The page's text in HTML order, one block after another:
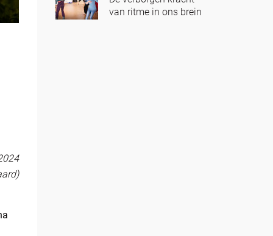
van ritme in ons brein